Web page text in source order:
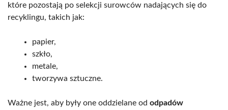
które pozostają po selekcji surowców nadających się do
recyklingu, takich jak:
papier,
szkło,
metale,
tworzywa sztuczne.
Ważne jest, aby były one oddzielane od odpadów